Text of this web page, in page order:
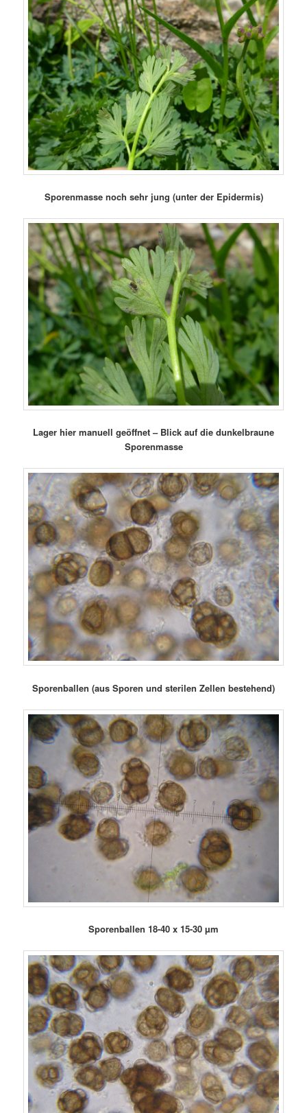
Sporenmasse noch sehr jung (unter der Epidermis)
Lager hier manuell geöffnet – Blick auf die dunkelbraune
Sporenmasse
Sporenballen (aus Sporen und sterilen Zellen bestehend)
Sporenballen 18-40 x 15-30 µm